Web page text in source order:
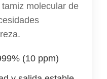
molecular de
(10 ppm)